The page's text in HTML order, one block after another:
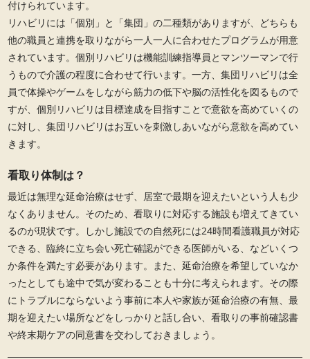
付けられています。
リハビリには「個別」と「集団」の二種類がありますが、どちらも
他の職員と連携を取りながら一人一人に合わせたプログラムが用意
されています。個別リハビリは機能訓練指導員とマンツーマンで行
うもので介護の程度に合わせて行います。一方、集団リハビリは全
員で体操やゲームをしながら筋力の低下や脳の活性化を図るもので
すが、個別リハビリは目標達成を目指すことで意欲を高めていくの
に対し、集団リハビリはお互いを刺激しあいながら意欲を高めてい
きます。
看取り体制は？
最近は無理な延命治療はせず、居室で最期を迎えたいという人も少
なくありません。そのため、看取りに対応する施設も増えてきてい
るのが現状です。しかし施設での自然死には24時間看護職員が対応
できる、臨終に立ち会い死亡確認ができる医師がいる、などいくつ
か条件を満たす必要があります。また、延命治療を希望していなか
ったとしても途中で気が変わることも十分に考えられます。その際
にトラブルにならないよう事前に本人や家族が延命治療の有無、最
期を迎えたい場所などをしっかりと話し合い、看取りの事前確認書
や終末期ケアの同意書を交わしておきましょう。